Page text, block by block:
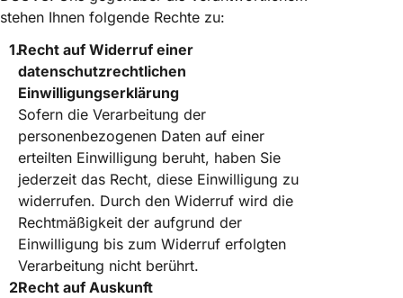
stehen Ihnen folgende Rechte zu:
Recht auf Widerruf einer
datenschutzrechtlichen
Einwilligungserklärung
Sofern die Verarbeitung der
personenbezogenen Daten auf einer
erteilten Einwilligung beruht, haben Sie
jederzeit das Recht, diese Einwilligung zu
widerrufen. Durch den Widerruf wird die
Rechtmäßigkeit der aufgrund der
Einwilligung bis zum Widerruf erfolgten
Verarbeitung nicht berührt.
Recht auf Auskunft